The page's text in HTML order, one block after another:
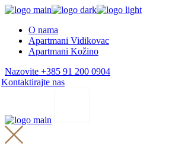
Skip
content
O nama
Apartmani Vidikovac
Apartmani Kožino
Nazovite +385 91 200 0904
Kontaktirajte nas